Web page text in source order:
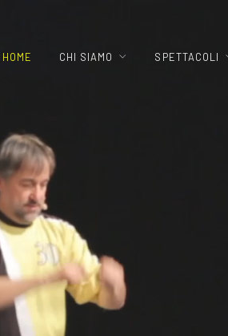
HOME CHI SIAMO SPETTACOLI